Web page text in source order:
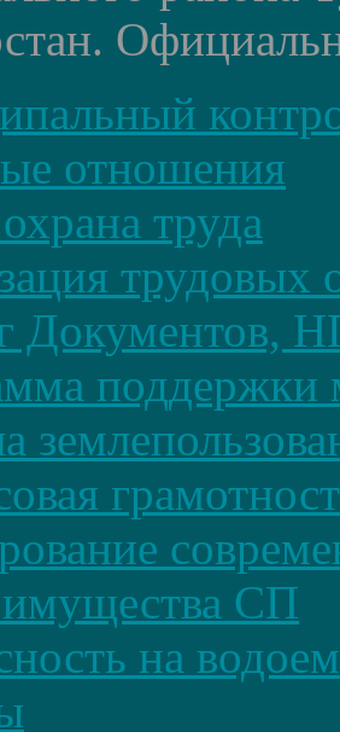
отношения
труда
трудовых
Документов,
поддержки
имущества СП
на